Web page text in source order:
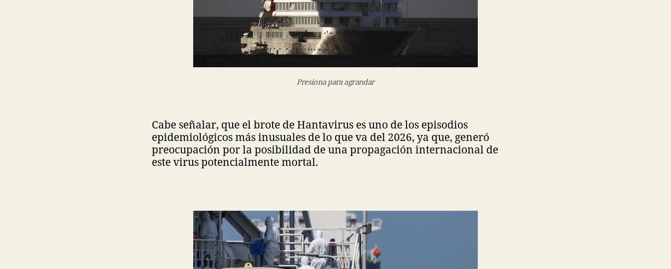
Presiona para agrandar
Cabe señalar, que el brote de Hantavirus es uno de los episodios
epidemiológicos más inusuales de lo que va del 2026, ya que, generó
preocupación por la posibilidad de una propagación internacional de
este virus potencialmente mortal.